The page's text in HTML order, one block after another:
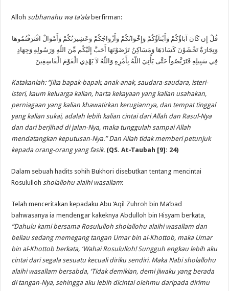
Alloh subhanahu wa ta’alaberfirman:
قُلْ إِن كَانَ آبَاؤُكُمْ وَأَبْنَآؤُكُمْ وَإِخْوَانُكُمْ وَأَزْوَاجُكُمْ وَعَشِيرَتُكُمْ وَأَمْوَالٌ اقْتَرَفْتُمُوهَا
وَتِجَارَةٌ تَخْشَوْنَ كَسَادَهَا وَمَسَاكِنُ تَرْضَوْنَهَا أَحَبَّ إِلَيْكُم مِّنَ اللّهِ وَرَسُولِهِ وَجِهَادٍ
فِي سَبِيلِهِ فَتَرَبَّصُواْ حَتَّى يَأْتِيَ اللّهُ بِأَمْرِهِ وَاللّهُ لاَ يَهْدِي الْقَوْمَ الْفَاسِقِينَ
Katakanlah: “Jika bapak-bapak, anak-anak, saudara-saudara, isteri-
isteri, kaum keluarga kalian, harta kekayaan yang kalian usahakan,
perniagaan yang kalian khawatirkan kerugiannya, dan tempat tinggal
yang kalian sukai, adalah lebih kalian cintai dari Allah dan Rasul-Nya
dan dari berjihad di jalan-Nya, maka tunggulah sampai Allah
mendatangkan keputusan-Nya.” Dan Allah tidak memberi petunjuk
kepada orang-orang yang fasik. (QS. At-Taubah [9]: 24)
Dalam sebuah hadits sohih Bukhori disebutkan tentang mencintai
Rosululloh sholallohu alaihi wasallam:
Telah menceritakan kepadaku Abu ‘Aqil Zuhroh bin Ma’bad
bahwasanya ia mendengar kakeknya Abdulloh bin Hisyam berkata,
“Dahulu kami bersama Rosululloh sholallohu alaihi wasallam dan
beliau sedang memegang tangan Umar bin al-Khottob, maka Umar
bin al-Khottob berkata, ‘Wahai Rosululloh! Sungguh engkau lebih aku
cintai dari segala sesuatu kecuali diriku sendiri. Maka Nabi sholallohu
alaihi wasallam bersabda, ‘Tidak demikian, demi jiwaku yang berada
di tangan-Nya, sehingga aku lebih dicintai olehmu daripada dirimu